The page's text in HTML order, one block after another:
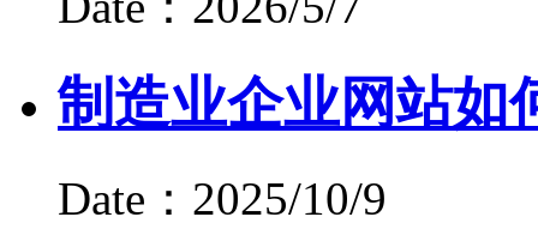
制造业企业网站如
Date：2025/10/9